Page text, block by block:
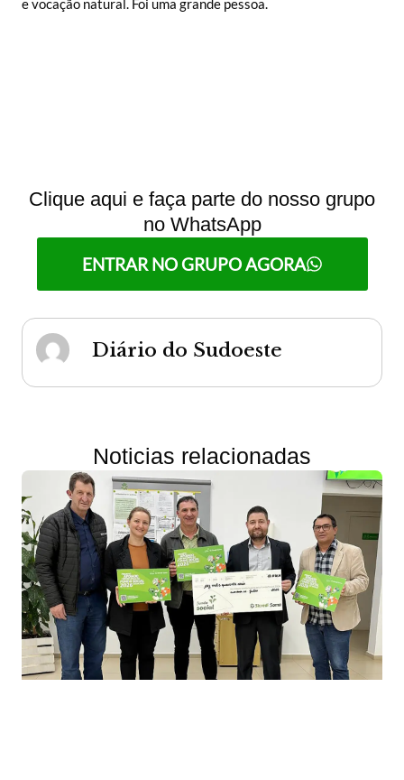
Clique aqui e faça parte do nosso grupo
no WhatsApp
ENTRAR NO GRUPO AGORA
Diário do Sudoeste
Noticias relacionadas